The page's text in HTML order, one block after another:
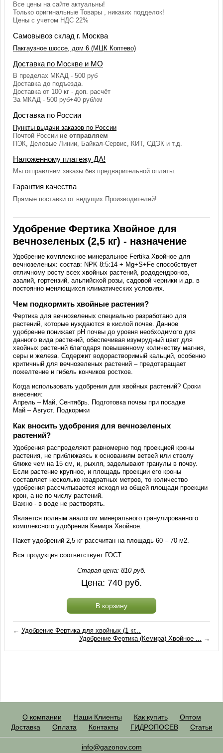
Все цены на сайте актуальны!
Только оригинальные Товары , никаких подделок!
Цены с учетом НДС 22%
Самовывоз склад г. Москва
Пакгаузное шоссе, дом 6 (МЦК Коптево)
Доставка по Москве и МО
В пределах МКАД - 500 руб
Доставка до подъезда.
Доставка от 100 кг - доп. расчёт
За МКАД - 500 руб+40 руб/км
Доставка по России
Пункты выдачи заказов по России
Почтой России не отправляем
ПЭК, Деловые Линии, Байкал-Сервис, КИТ, СДЭК и т.д.
Наложенному платежу ДА!
Мы отправляем заказы без предварительной оплаты.
Гарантия качества
Прямые поставки от ведущих Производителей!
Удобрение Фертика Хвойное для
вечнозеленых (2,5 кг) - назначение
Удобрение комплексное минеральное Fertika Хвойное для
вечнозеленых: состав: NPK 8:5:14 + Mg+S+Fe способствует
отличному росту всех хвойных растений, рододендронов,
азалий, гортензий, альпийской розы, садовой черники и др. в
постоянно меняющихся климатических условиях.
Чем подкормить хвойные растения?
Фертика для вечнозеленых специально разработано для
растений, которые нуждаются в кислой почве. Данное
удобрение понижает рН почвы до уровня необходимого для
данного вида растений, обеспечивая изумрудный цвет для
хвойных растений благодаря повышенному количеству магния,
серы и железа. Содержит водорастворимый кальций, особенно
критичный для вечнозеленых растений – предотвращает
пожелтение и гибель кончиков ростков.
Когда использовать удобрения для хвойных растений? Сроки
внесения:
Апрель – Май, Сентябрь. Подготовка почвы при посадке
Май – Август. Подкормки
Как вносить удобрения для вечнозеленых
растений?
Удобрения распределяют равномерно под проекцией кроны
растения, не приближаясь к основаниям ветвей или стволу
ближе чем на 15 см, и, рыхля, заделывают гранулы в почву.
Если растение крупное, и площадь проекции его кроны
составляет несколько квадратных метров, то количество
удобрения рассчитывается исходя из общей площади проекции
крон, а не по числу растений.
Важно - в воде не растворять.
Является полным аналогом минерального гранулированного
комплексного удобрения Кемира Хвойное.
Пакет удобрений 2,5 кг рассчитан на площадь 60 – 70 м2.
Вся продукция соответствует ГОСТ.
Старая цена:810руб.
Цена: 740 руб.
В корзину
←Удобрение Фертика для хвойных (1 кг...
Удобрение Фертика (Кемира) Хвойное ...
→
О компании Наши Клиенты Как купить
Оптом
Доставка
Оплата Контакты ГИДРОПОСЕВ Статьи
info@gazonov.com